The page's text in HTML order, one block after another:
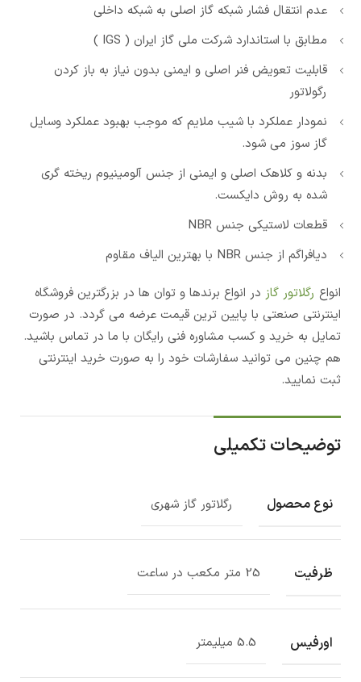
عدم انتقال فشار شبکه گاز اصلی به شبکه داخلی
مطابق با استاندارد شرکت ملی گاز ایران ( IGS )
قابلیت تعویض فنر اصلی و ایمنی بدون نیاز به باز کردن
رگولاتور
نمودار عملکرد با شیب ملایم که موجب بهبود عملکرد وسایل
گاز سوز می شود.
بدنه و کلاهک اصلی و ایمنی از جنس آلومینیوم ریخته گری
شده به روش دایکست.
قطعات لاستیکی جنس NBR
دیافراگم از جنس NBR با بهترین الیاف مقاوم
انواع رگلاتور گاز در انواع برندها و توان ها در بزرگترین فروشگاه
اینترنتی صنعتی با پایین ترین قیمت عرضه می گردد. در صورت
تمایل به خرید و کسب مشاوره فنی رایگان با ما در تماس باشید.
هم چنین می توانید سفارشات خود را به صورت خرید اینترنتی
ثبت نمایید.
توضیحات تکمیلی
نوع محصول رگلاتور گاز شهری
ظرفیت 25 متر مکعب در ساعت
اورفیس 5.5 میلیمتر